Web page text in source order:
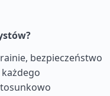
bezpieczeństwo